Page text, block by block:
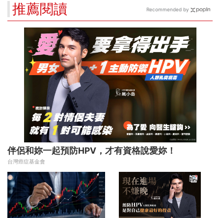
推薦閱讀
伴侶和妳一起預防HPV，才有資格說愛妳！
台灣癌症基金會
Recommended by